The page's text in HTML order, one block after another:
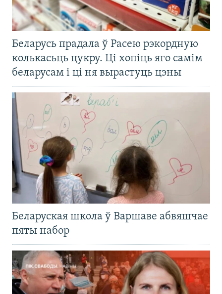
Беларусь прадала ў Расею рэкордную
колькасьць цукру. Ці хопіць яго самім
беларусам і ці ня вырастуць цэны
Беларуская школа ў Варшаве абвяшчае
пяты набор